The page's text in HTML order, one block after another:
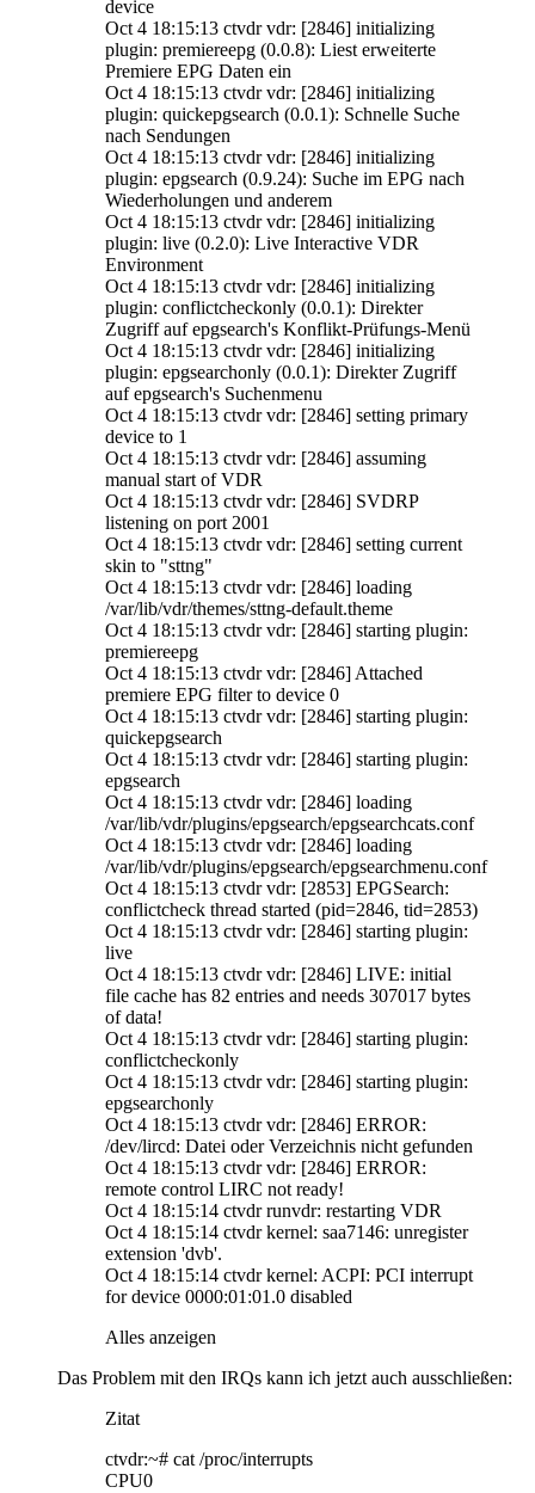
device
Oct 4 18:15:13 ctvdr vdr: [2846] initializing
plugin: premiereepg (0.0.8): Liest erweiterte
Premiere EPG Daten ein
Oct 4 18:15:13 ctvdr vdr: [2846] initializing
plugin: quickepgsearch (0.0.1): Schnelle Suche
nach Sendungen
Oct 4 18:15:13 ctvdr vdr: [2846] initializing
plugin: epgsearch (0.9.24): Suche im EPG nach
Wiederholungen und anderem
Oct 4 18:15:13 ctvdr vdr: [2846] initializing
plugin: live (0.2.0): Live Interactive VDR
Environment
Oct 4 18:15:13 ctvdr vdr: [2846] initializing
plugin: conflictcheckonly (0.0.1): Direkter
Zugriff auf epgsearch's Konflikt-Prüfungs-Menü
Oct 4 18:15:13 ctvdr vdr: [2846] initializing
plugin: epgsearchonly (0.0.1): Direkter Zugriff
auf epgsearch's Suchenmenu
Oct 4 18:15:13 ctvdr vdr: [2846] setting primary
device to 1
Oct 4 18:15:13 ctvdr vdr: [2846] assuming
manual start of VDR
Oct 4 18:15:13 ctvdr vdr: [2846] SVDRP
listening on port 2001
Oct 4 18:15:13 ctvdr vdr: [2846] setting current
skin to "sttng"
Oct 4 18:15:13 ctvdr vdr: [2846] loading
/var/lib/vdr/themes/sttng-default.theme
Oct 4 18:15:13 ctvdr vdr: [2846] starting plugin:
premiereepg
Oct 4 18:15:13 ctvdr vdr: [2846] Attached
premiere EPG filter to device 0
Oct 4 18:15:13 ctvdr vdr: [2846] starting plugin:
quickepgsearch
Oct 4 18:15:13 ctvdr vdr: [2846] starting plugin:
epgsearch
Oct 4 18:15:13 ctvdr vdr: [2846] loading
/var/lib/vdr/plugins/epgsearch/epgsearchcats.conf
Oct 4 18:15:13 ctvdr vdr: [2846] loading
/var/lib/vdr/plugins/epgsearch/epgsearchmenu.conf
Oct 4 18:15:13 ctvdr vdr: [2853] EPGSearch:
conflictcheck thread started (pid=2846, tid=2853)
Oct 4 18:15:13 ctvdr vdr: [2846] starting plugin:
live
Oct 4 18:15:13 ctvdr vdr: [2846] LIVE: initial
file cache has 82 entries and needs 307017 bytes
of data!
Oct 4 18:15:13 ctvdr vdr: [2846] starting plugin:
conflictcheckonly
Oct 4 18:15:13 ctvdr vdr: [2846] starting plugin:
epgsearchonly
Oct 4 18:15:13 ctvdr vdr: [2846] ERROR:
/dev/lircd: Datei oder Verzeichnis nicht gefunden
Oct 4 18:15:13 ctvdr vdr: [2846] ERROR:
remote control LIRC not ready!
Oct 4 18:15:14 ctvdr runvdr: restarting VDR
Oct 4 18:15:14 ctvdr kernel: saa7146: unregister
extension 'dvb'.
Oct 4 18:15:14 ctvdr kernel: ACPI: PCI interrupt
for device 0000:01:01.0 disabled
Alles anzeigen
Das Problem mit den IRQs kann ich jetzt auch ausschließen:
Zitat
ctvdr:~# cat /proc/interrupts
CPU0